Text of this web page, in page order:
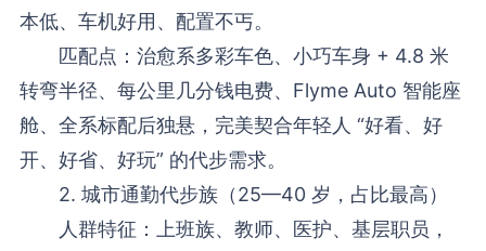
本低、车机好用、配置不丐。
匹配点：治愈系多彩车色、小巧车身 + 4.8 米
转弯半径、每公里几分钱电费、Flyme Auto 智能座
舱、全系标配后独悬，完美契合年轻人 “好看、好
开、好省、好玩” 的代步需求。
2. 城市通勤代步族（25—40 岁，占比最高）
人群特征：上班族、教师、医护、基层职员，